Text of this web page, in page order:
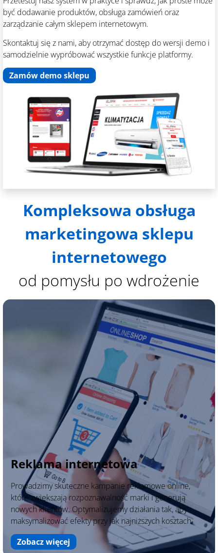
być dodawanie produktów, obsługa zamówień oraz
zarządzanie całym sklepem internetowym.
Skontaktuj się z nami, aby otrzymać dostęp do wersji demo i
samodzielnie wypróbować wszystkie funkcje platformy.
Zamów demo sklepu
Kompleksowa obsługa
marketingowa sklepu
internetowego
od pomysłu po wdrożenie
Reklama internetowa
Prowadzimy skuteczne kampanie reklamowe online,
które zwiększają rozpoznawalność marki i generują
nowych klientów. Optymalizujemy działania tak, aby
maksymalizować efekty przy jak najniższych kosztach.
Zobacz więcej